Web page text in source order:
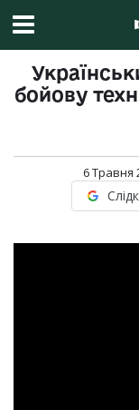
бойову
6 Травня